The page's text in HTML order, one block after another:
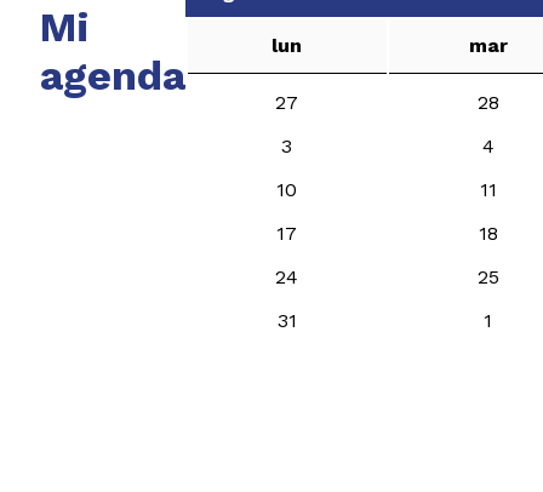
Mi
agenda
lun mar
27
28
3
4
10
11
17
18
24
25
31
1